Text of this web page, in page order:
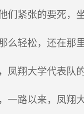
紧张的要死，坐
轻松，还在那
翔大学代表队
路以来，凤翔